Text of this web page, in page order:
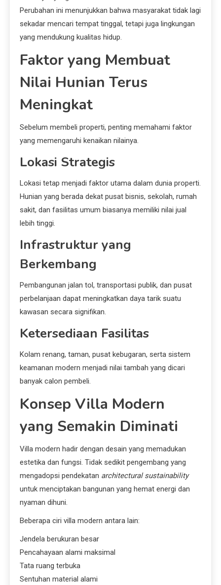
Perubahan ini menunjukkan bahwa masyarakat tidak lagi
sekadar mencari tempat tinggal, tetapi juga lingkungan
yang mendukung kualitas hidup.
Faktor yang Membuat
Nilai Hunian Terus
Meningkat
Sebelum membeli properti, penting memahami faktor
yang memengaruhi kenaikan nilainya.
Lokasi Strategis
Lokasi tetap menjadi faktor utama dalam dunia properti.
Hunian yang berada dekat pusat bisnis, sekolah, rumah
sakit, dan fasilitas umum biasanya memiliki nilai jual
lebih tinggi.
Infrastruktur yang
Berkembang
Pembangunan jalan tol, transportasi publik, dan pusat
perbelanjaan dapat meningkatkan daya tarik suatu
kawasan secara signifikan.
Ketersediaan Fasilitas
Kolam renang, taman, pusat kebugaran, serta sistem
keamanan modern menjadi nilai tambah yang dicari
banyak calon pembeli.
Konsep Villa Modern
yang Semakin Diminati
Villa modern hadir dengan desain yang memadukan
estetika dan fungsi. Tidak sedikit pengembang yang
mengadopsi pendekatan architectural sustainability
untuk menciptakan bangunan yang hemat energi dan
nyaman dihuni.
Beberapa ciri villa modern antara lain:
Jendela berukuran besar
Pencahayaan alami maksimal
Tata ruang terbuka
Sentuhan material alami